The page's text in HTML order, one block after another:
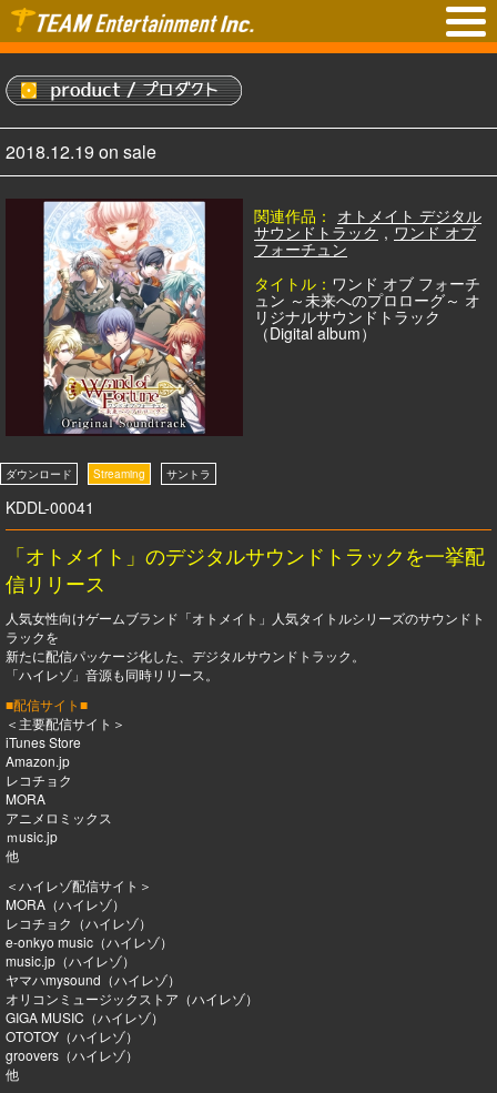
2018.12.19 on sale
関連作品： オトメイト デジタル
サウンドトラック , ワンド オブ
フォーチュン
タイトル： ワンド オブ フォーチ
ュン ～未来へのプロローグ～ オ
リジナルサウンドトラック
（Digital album）
KDDL-00041
「オトメイト」のデジタルサウンドトラックを一挙配
信リリース
人気女性向けゲームブランド「オトメイト」人気タイトルシリーズのサウンドト
ラックを
新たに配信パッケージ化した、デジタルサウンドトラック。
「ハイレゾ」音源も同時リリース。
■配信サイト■
＜主要配信サイト＞
iTunes Store
Amazon.jp
レコチョク
MORA
アニメロミックス
ｍusic.jp
他
＜ハイレゾ配信サイト＞
MORA（ハイレゾ）
レコチョク（ハイレゾ）
e-onkyo music（ハイレゾ）
music.jp（ハイレゾ）
ヤマハmysound（ハイレゾ）
オリコンミュージックストア（ハイレゾ）
GIGA MUSIC（ハイレゾ）
OTOTOY（ハイレゾ）
groovers（ハイレゾ）
他